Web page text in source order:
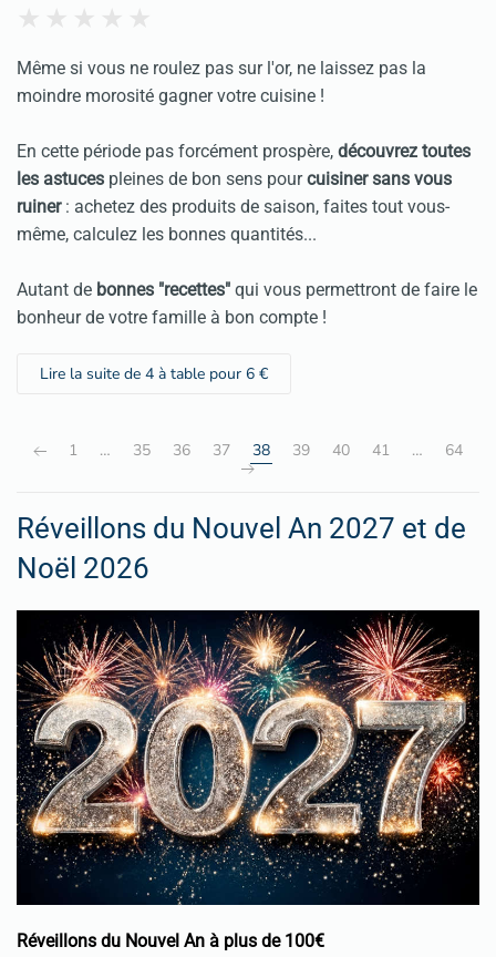
Même si vous ne roulez pas sur l'or, ne laissez pas la
moindre morosité gagner votre cuisine !
En cette période pas forcément prospère, découvrez toutes
les astuces pleines de bon sens pourcuisiner sans vous
ruiner: achetez des produits de saison, faites tout vous-
même, calculez les bonnes quantités...
Autant de bonnes "recettes" qui vous permettront de faire le
bonheur de votre famille à bon compte !
Lire la suite de 4 à table pour 6 €
1 … 35 36 37 38 39 40 41 … 64
Réveillons du Nouvel An 2027 et de
Noël 2026
Réveillons du Nouvel An à plus de 100€